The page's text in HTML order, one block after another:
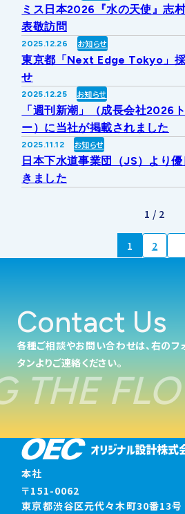
ミス日本2026『水の天使』志
表敬訪問
2025.12.26 お知らせ
東京都「Next Edge Tokyo」
せ
2025.12.25 お知らせ
「週刊新潮」（成長会社2026
ー）に当社が掲載されました
2025.11.12 お知らせ
日本下水道事業団（JS）より
きました
1 / 2
1 2
Contact Us
各種ご相談やお問い合わせは、右のフ
タンよりご連絡ください。
本社
〒151-0062
東京都渋谷区元代々木町30番13号